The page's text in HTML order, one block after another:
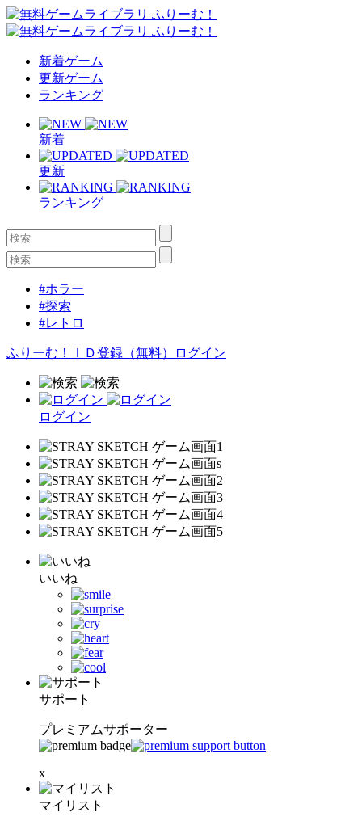
新着ゲーム
更新ゲーム
ランキング
新着
更新
ランキング
#ホラー
#探索
#レトロ
ふりーむ！ＩＤ登録（無料） ログイン
ログイン
いいね
サポート
プレミアムサポーター
x
マイリスト